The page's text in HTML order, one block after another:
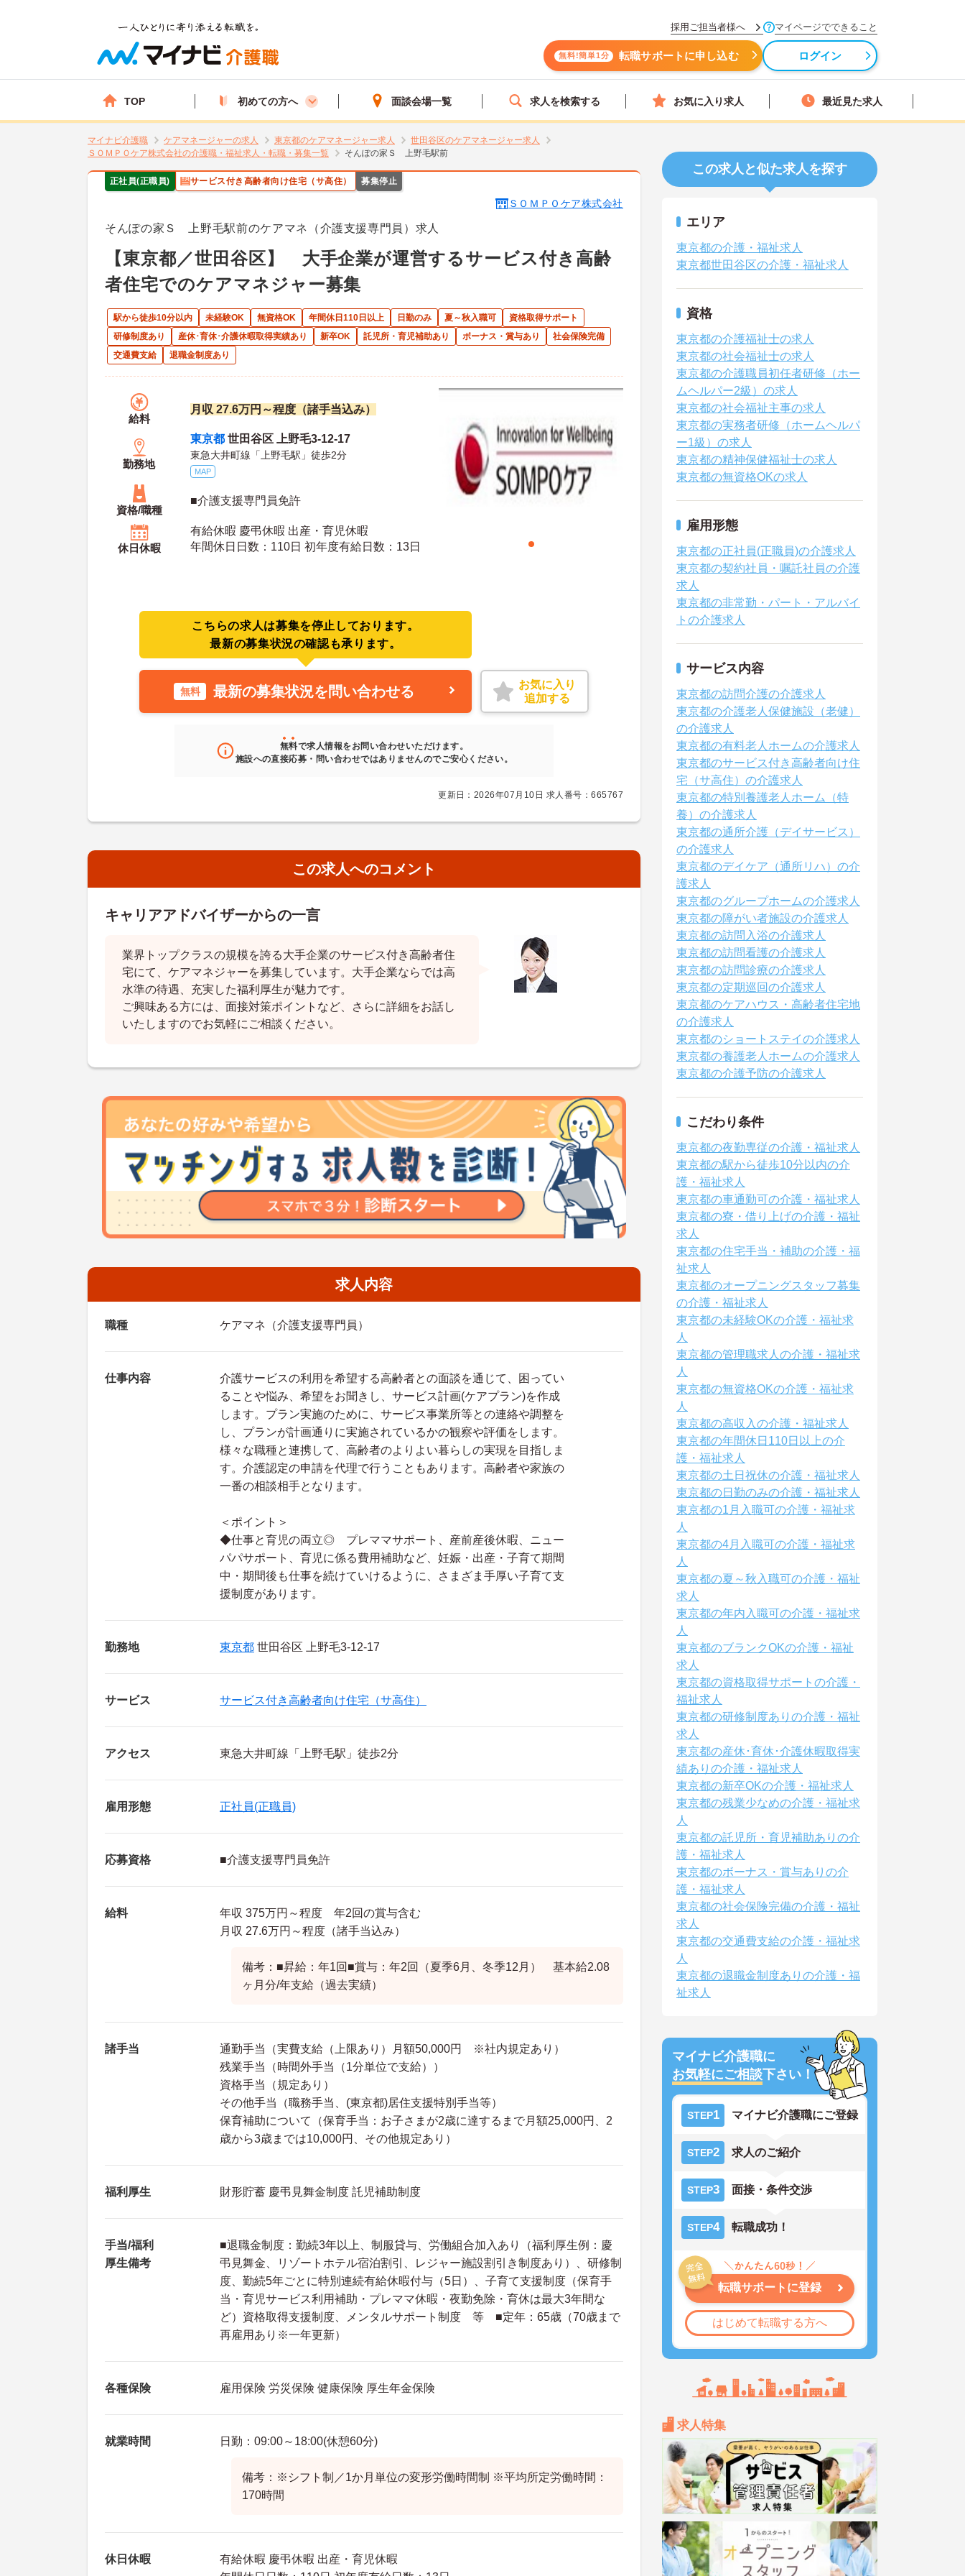
採用ご担当者様へ マイページでできること
無料!簡単1分 転職サポートに申し込む ログイン
TOP 初めての方へ 面談会場一覧 求人を検索する お気に入り求人 最近見た求人
マイナビ介護職 ケアマネージャーの求人 東京都のケアマネージャー求人
世田谷区のケアマネージャー求人
ＳＯＭＰＯケア株式会社の介護職・福祉求人・転職・募集一覧
そんぽの家Ｓ 上野毛駅前
正社員(正職員) サービス付き高齢者向け住宅（サ高住） 募集停止
ＳＯＭＰＯケア株式会社
そんぽの家Ｓ 上野毛駅前のケアマネ（介護支援専門員）求人
【東京都／世田谷区】 大手企業が運営するサービス付き高齢
者住宅でのケアマネジャー募集
駅から徒歩10分以内 未経験OK 無資格OK 年間休日110日以上 日勤のみ 夏～秋入職可
資格取得サポート
研修制度あり
産休･育休･介護休暇取得実績あり 新卒OK 託児所・育児補助あり ボーナス・賞与あり
社会保険完備
交通費支給
退職金制度あり
給料
月収 27.6万円～程度（諸手当込み）
勤務地
東京都 世田谷区 上野毛3-12-17
東急大井町線「上野毛駅」徒歩2分
MAP
資格/職種
■介護支援専門員免許
休日休暇
有給休暇 慶弔休暇 出産・育児休暇
年間休日日数：110日 初年度有給日数：13日
こちらの求人は募集を停止しております。
最新の募集状況の確認も承ります。
無料 最新の募集状況を問い合わせる
お気に入り
追加する
無料で求人情報をお問い合わせいただけます。
施設への直接応募・問い合わせではありませんのでご安心ください。
更新日：2026年07月10日 求人番号：665767
この求人へのコメント
キャリアアドバイザーからの一言
業界トップクラスの規模を誇る大手企業のサービス付き高齢者住
宅にて、ケアマネジャーを募集しています。大手企業ならでは高
水準の待遇、充実した福利厚生が魅力です。
ご興味ある方には、面接対策ポイントなど、さらに詳細をお話し
いたしますのでお気軽にご相談ください。
求人内容
職種 ケアマネ（介護支援専門員）
仕事内容
介護サービスの利用を希望する高齢者との面談を通じて、困ってい
ることや悩み、希望をお聞きし、サービス計画(ケアプラン)を作成
します。プラン実施のために、サービス事業所等との連絡や調整を
し、プランが計画通りに実施されているかの観察や評価をします。
様々な職種と連携して、高齢者のよりよい暮らしの実現を目指しま
す。介護認定の申請を代理で行うこともあります。高齢者や家族の
一番の相談相手となります。
＜ポイント＞
◆仕事と育児の両立◎ プレママサポート、産前産後休暇、ニュー
パパサポート、育児に係る費用補助など、妊娠・出産・子育て期間
中・期間後も仕事を続けていけるように、さまざま手厚い子育て支
援制度があります。
勤務地 東京都 世田谷区 上野毛3-12-17
サービス サービス付き高齢者向け住宅（サ高住）
アクセス 東急大井町線「上野毛駅」徒歩2分
雇用形態 正社員(正職員)
応募資格 ■介護支援専門員免許
給料
年収 375万円～程度 年2回の賞与含む
月収 27.6万円～程度（諸手当込み）
備考：■昇給：年1回■賞与：年2回（夏季6月、冬季12月） 基本給2.08
ヶ月分/年支給（過去実績）
諸手当
通勤手当（実費支給（上限あり）月額50,000円 ※社内規定あり）
残業手当（時間外手当（1分単位で支給））
資格手当（規定あり）
その他手当（職務手当、(東京都)居住支援特別手当等）
保育補助について（保育手当：お子さまが2歳に達するまで月額25,000円、2
歳から3歳までは10,000円、その他規定あり）
福利厚生 財形貯蓄 慶弔見舞金制度 託児補助制度
手当/福利
厚生備考
■退職金制度：勤続3年以上、制服貸与、労働組合加入あり（福利厚生例：慶
弔見舞金、リゾートホテル宿泊割引、レジャー施設割引き制度あり）、研修制
度、勤続5年ごとに特別連続有給休暇付与（5日）、子育て支援制度（保育手
当・育児サービス利用補助・プレママ休暇・夜勤免除・育休は最大3年間な
ど）資格取得支援制度、メンタルサポート制度 等 ■定年：65歳（70歳まで
再雇用あり※一年更新）
各種保険 雇用保険 労災保険 健康保険 厚生年金保険
就業時間 日勤：09:00～18:00(休憩60分)
備考：※シフト制／1か月単位の変形労働時間制 ※平均所定労働時間：
170時間
休日休暇
有給休暇 慶弔休暇 出産・育児休暇
この求人と似た求人を探す
エリア
東京都の介護・福祉求人
東京都世田谷区の介護・福祉求人
資格
東京都の介護福祉士の求人
東京都の社会福祉士の求人
東京都の介護職員初任者研修（ホー
ムヘルパー2級）の求人
東京都の社会福祉主事の求人
東京都の実務者研修（ホームヘルパ
ー1級）の求人
東京都の精神保健福祉士の求人
東京都の無資格OKの求人
雇用形態
東京都の正社員(正職員)の介護求人
東京都の契約社員・嘱託社員の介護
求人
東京都の非常勤・パート・アルバイ
トの介護求人
サービス内容
東京都の訪問介護の介護求人
東京都の介護老人保健施設（老健）
の介護求人
東京都の有料老人ホームの介護求人
東京都のサービス付き高齢者向け住
宅（サ高住）の介護求人
東京都の特別養護老人ホーム（特
養）の介護求人
東京都の通所介護（デイサービス）
の介護求人
東京都のデイケア（通所リハ）の介
護求人
東京都のグループホームの介護求人
東京都の障がい者施設の介護求人
東京都の訪問入浴の介護求人
東京都の訪問看護の介護求人
東京都の訪問診療の介護求人
東京都の定期巡回の介護求人
東京都のケアハウス・高齢者住宅地
の介護求人
東京都のショートステイの介護求人
東京都の養護老人ホームの介護求人
東京都の介護予防の介護求人
こだわり条件
東京都の夜勤専従の介護・福祉求人
東京都の駅から徒歩10分以内の介
護・福祉求人
東京都の車通勤可の介護・福祉求人
東京都の寮・借り上げの介護・福祉
求人
東京都の住宅手当・補助の介護・福
祉求人
東京都のオープニングスタッフ募集
の介護・福祉求人
東京都の未経験OKの介護・福祉求
人
東京都の管理職求人の介護・福祉求
人
東京都の無資格OKの介護・福祉求
人
東京都の高収入の介護・福祉求人
東京都の年間休日110日以上の介
護・福祉求人
東京都の土日祝休の介護・福祉求人
東京都の日勤のみの介護・福祉求人
東京都の1月入職可の介護・福祉求
人
東京都の4月入職可の介護・福祉求
人
東京都の夏～秋入職可の介護・福祉
求人
東京都の年内入職可の介護・福祉求
人
東京都のブランクOKの介護・福祉
求人
東京都の資格取得サポートの介護・
福祉求人
東京都の研修制度ありの介護・福祉
求人
東京都の産休･育休･介護休暇取得実
績ありの介護・福祉求人
東京都の新卒OKの介護・福祉求人
東京都の残業少なめの介護・福祉求
人
東京都の託児所・育児補助ありの介
護・福祉求人
東京都のボーナス・賞与ありの介
護・福祉求人
東京都の社会保険完備の介護・福祉
求人
東京都の交通費支給の介護・福祉求
人
東京都の退職金制度ありの介護・福
祉求人
マイナビ介護職に
お気軽にご相談下さい！
STEP1 マイナビ介護職にご登録
STEP2 求人のご紹介
STEP3 面接・条件交渉
STEP4 転職成功！
転職サポートに登録
はじめて転職する方へ
求人特集